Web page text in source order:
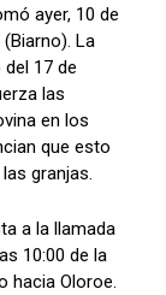
ayer, 10 de
La
17 de
las
en los
que esto
granjas.
a la llamada
10:00 de la
hacia Oloroe.